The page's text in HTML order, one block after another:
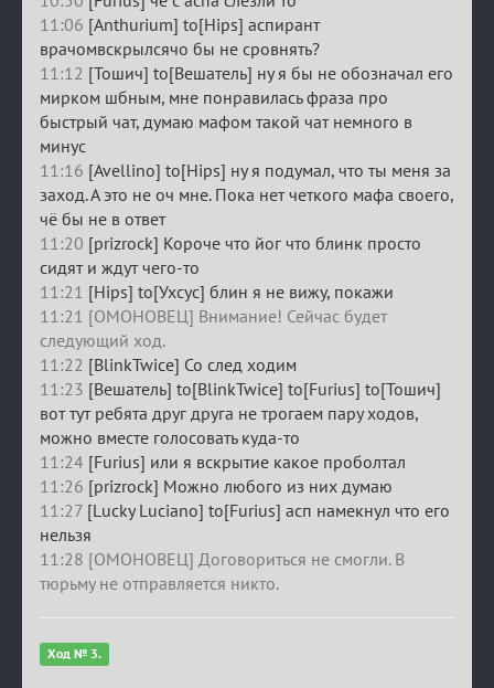
11:06 [Anthurium] to[Hips] аспирант
врачомвскрылсячо бы не сровнять?
11:12 [Тошич] to[Вешатель] ну я бы не обозначал его
мирком шбным, мне понравилась фраза про
быстрый чат, думаю мафом такой чат немного в
минус
11:16 [Avellino] to[Hips] ну я подумал, что ты меня за
заход. А это не оч мне. Пока нет четкого мафа своего,
чё бы не в ответ
11:20 [prizrock] Короче что йог что блинк просто
сидят и ждут чего-то
11:21 [Hips] to[Ухсус] блин я не вижу, покажи
11:21 [ОМОНОВЕЦ] Внимание! Сейчас будет
следующий ход.
11:22 [BlinkTwice] Со след ходим
11:23 [Вешатель] to[BlinkTwice] to[Furius] to[Тошич]
вот тут ребята друг друга не трогаем пару ходов,
можно вместе голосовать куда-то
11:24 [Furius] или я вскрытие какое проболтал
11:26 [prizrock] Можно любого из них думаю
11:27 [Lucky Luciano] to[Furius] асп намекнул что его
нельзя
11:28 [ОМОНОВЕЦ] Договориться не смогли. В
тюрьму не отправляется никто.
Ход № 3.